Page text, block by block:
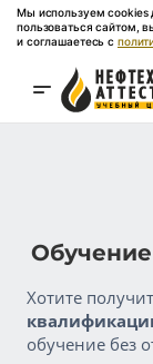
Мы используем cookies
пользоваться сайтом,
и соглашаетесь с
Хотите
обучение без